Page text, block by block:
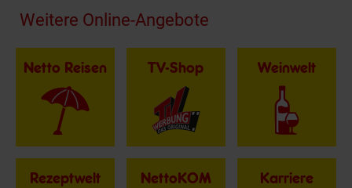
Fußzeile
Weitere Online-Angebote
Netto Reisen TV-Shop Weinwelt
Rezeptwelt NettoKOM Karriere